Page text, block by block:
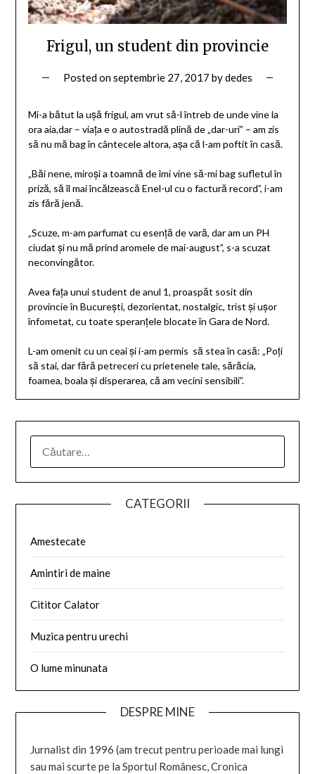
Frigul, un student din provincie
Posted onseptembrie 27, 2017 bydedes
Mi-a bătut la ușă frigul, am vrut să-l întreb de unde vine la
ora aia,dar – viața e o autostradă plină de „dar-uri” – am zis
să nu mă bag în cântecele altora, așa că l-am poftit în casă.
„Băi nene, miroși a toamnă de îmi vine să-mi bag sufletul în
priză, să îl mai încălzească Enel-ul cu o factură record”, i-am
zis fără jenă.
„Scuze, m-am parfumat cu esență de vară, dar am un PH
ciudat și nu mă prind aromele de mai-august”, s-a scuzat
neconvingător.
Avea fața unui student de anul 1, proaspăt sosit din
provincie în București, dezorientat, nostalgic, trist și ușor
înfometat, cu toate speranțele blocate în Gara de Nord.
L-am omenit cu un ceai și i-am permis să stea în casă: „Poți
să stai, dar fără petreceri cu prietenele tale, sărăcia,
foamea, boala și disperarea, că am vecini sensibili”.
CATEGORII
Amestecate
Amintiri de maine
Cititor Calator
Muzica pentru urechi
O lume minunata
DESPRE MINE
Jurnalist din 1996 (am trecut pentru perioade mai lungi
sau mai scurte pe la Sportul Românesc, Cronica